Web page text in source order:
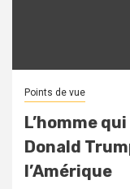
Points de vue
L’homme
Donald
l’Amérique